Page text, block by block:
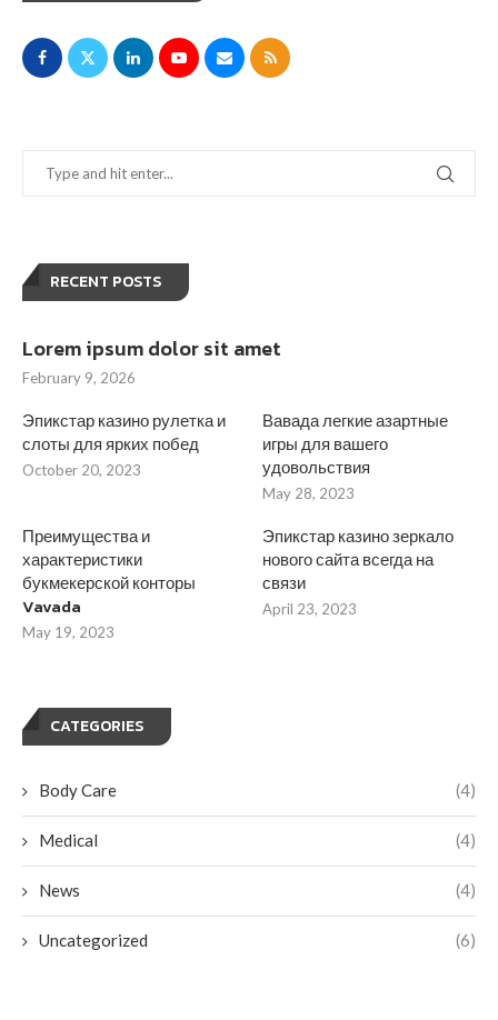
RECENT POSTS
Lorem ipsum dolor sit amet
February 9, 2026
Эпикстар казино рулетка и
слоты для ярких побед
October 20, 2023
Вавада легкие азартные
игры для вашего
удовольствия
May 28, 2023
Преимущества и
характеристики
букмекерской конторы
Vavada
May 19, 2023
Эпикстар казино зеркало
нового сайта всегда на
связи
April 23, 2023
CATEGORIES
Body Care (4)
Medical (4)
News (4)
Uncategorized (6)